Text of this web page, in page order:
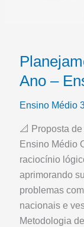
Ano –
Ensino Médio
📐 Proposta
Ensino Médio
raciocínio
aprimorando
problemas
nacionais e
Metodologia